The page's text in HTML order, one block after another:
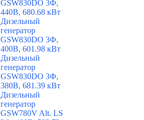
GSW830DO 3Ф,
440В, 680.68 кВт
Дизельный
генератор
GSW830DO 3Ф,
400В, 601.98 кВт
Дизельный
генератор
GSW830DO 3Ф,
380В, 681.39 кВт
Дизельный
генератор
GSW780V Alt. LS